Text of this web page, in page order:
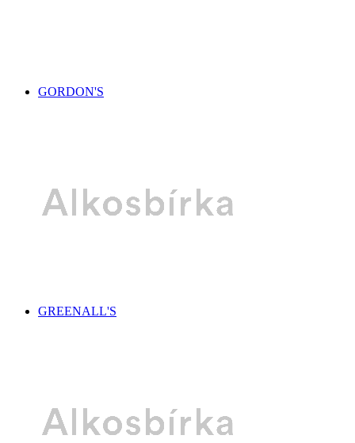
GORDON'S
GREENALL'S